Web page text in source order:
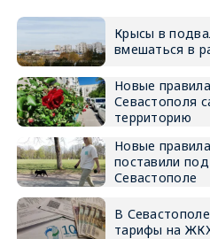
Крысы в
вмешаться в
Новые
Севастополя
территорию
Новые
поставили
Севастополе
В
тарифы на